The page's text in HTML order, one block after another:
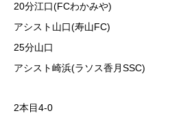
20分江口(FCわかみや)
アシスト山口(寿山FC)
25分山口
アシスト崎浜(ラソス香月SSC)
2本目4-0